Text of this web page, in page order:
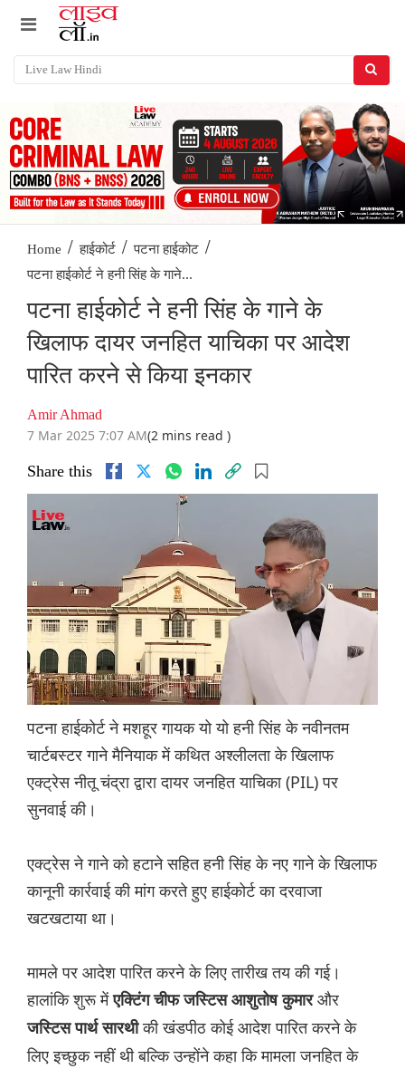
Home / हाईकोर्ट / पटना हाईकोट /
पटना हाईकोर्ट ने हनी सिंह के गाने...
पटना हाईकोर्ट ने हनी सिंह के गाने के
खिलाफ दायर जनहित याचिका पर आदेश
पारित करने से किया इनकार
Amir Ahmad
7 Mar 2025 7:07 AM(2 mins read )
Share this
पटना हाईकोर्ट ने मशहूर गायक यो यो हनी सिंह के नवीनतम
चार्टबस्टर गाने मैनियाक में कथित अश्लीलता के खिलाफ
एक्ट्रेस नीतू चंद्रा द्वारा दायर जनहित याचिका (PIL) पर
सुनवाई की।
एक्ट्रेस ने गाने को हटाने सहित हनी सिंह के नए गाने के खिलाफ
कानूनी कार्रवाई की मांग करते हुए हाईकोर्ट का दरवाजा
खटखटाया था।
मामले पर आदेश पारित करने के लिए तारीख तय की गई।
हालांकि शुरू मेंएक्टिंग चीफ जस्टिस आशुतोष कुमारऔर
जस्टिस पार्थ सारथीकी खंडपीठ कोई आदेश पारित करने के
लिए इच्छुक नहीं थी बल्कि उन्होंने कहा कि मामला जनहित के